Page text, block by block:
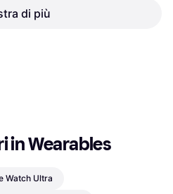
Edition
di più
in Wearables
Watch Ultra